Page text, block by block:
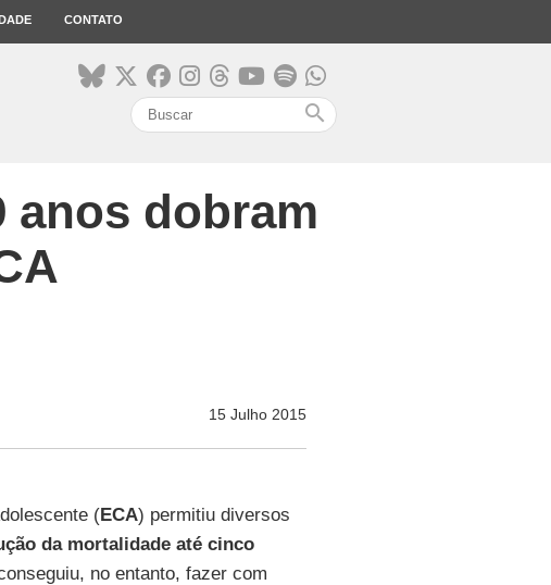
CONTATO
search
anos dobram
15 Julho 2015
(ECA) permitiu diversos
da mortalidade até cinco
no entanto, fazer com